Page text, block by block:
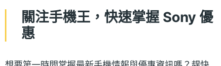
關注手機王，快速掌握 Sony 優
惠